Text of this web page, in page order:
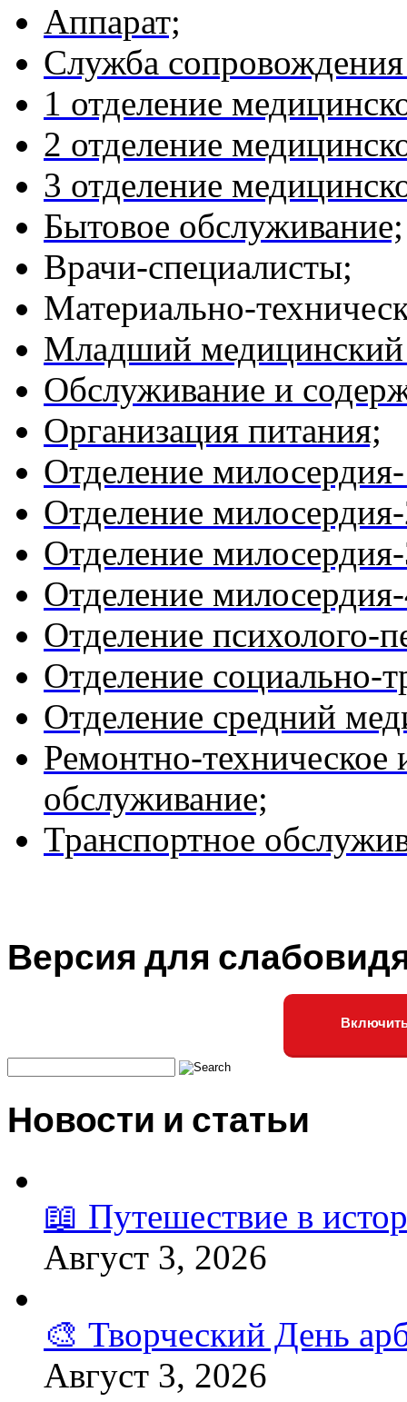
Аппарат;
Служба
1 отделение
2 отделение
3 отделение
Бытовое обслуживание;
Врачи-специалисты;
Материально-
Младший медицинский
Обслуживание и
Организация питания;
Отделение
Отделение
Отделение
Отделение
Отделение психолого-
Отделение социально-
Отделение средний
Ремонтно-техническое
обслуживание;
Транспортное
Версия для
Новости и статьи
📖 Путешествие в
Август 3, 2026
🎨 Творческий День
Август 3, 2026